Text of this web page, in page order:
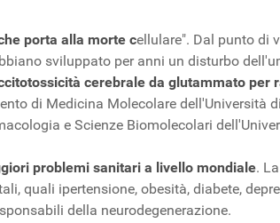
porta alla morte cellulare". Dal punto di
sviluppato per anni un disturbo
cerebrale da glutammato per
di Medicina Molecolare dell'Università
e Scienze Biomolecolari
problemi sanitari a livello mondiale.
quali ipertensione, obesità, diabete,
della neurodegenerazione.